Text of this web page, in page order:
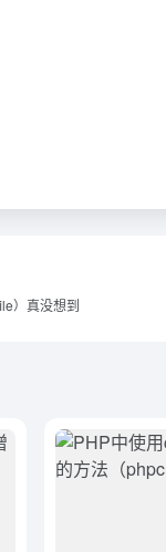
）真没想到